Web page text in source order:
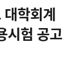
학회계
시험 공고